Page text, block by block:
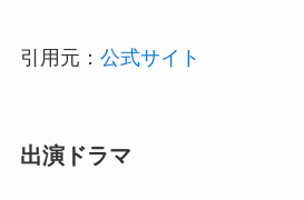
引用元： 公式サイト
出演ドラマ